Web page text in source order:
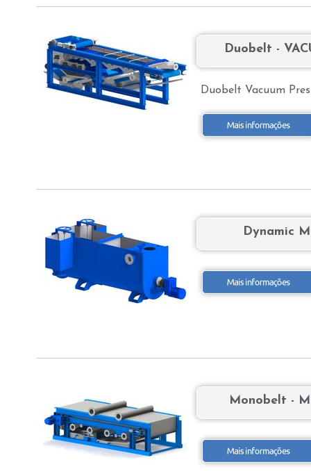
Duobelt -
Duobelt Vacuum
Dynamic
Monobelt -